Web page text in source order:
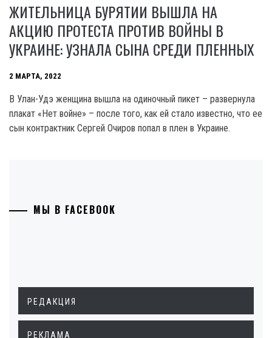
ЖИТЕЛЬНИЦА БУРЯТИИ ВЫШЛА НА
АКЦИЮ ПРОТЕСТА ПРОТИВ ВОЙНЫ В
УКРАИНЕ: УЗНАЛА СЫНА СРЕДИ ПЛЕННЫХ
2 МАРТА, 2022
В Улан-Удэ женщина вышла на одиночный пикет – развернула
плакат «Нет войне» – после того, как ей стало известно, что ее
сын контрактник Сергей Очиров попал в плен в Украине.
МЫ В FACEBOOK
РЕДАКЦИЯ
РЕКЛАМА